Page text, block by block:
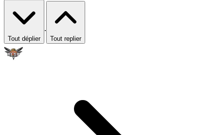
Tout déplier
·
Tout replier